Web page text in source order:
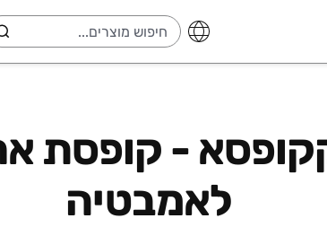
- קופסת
לאמבטיה